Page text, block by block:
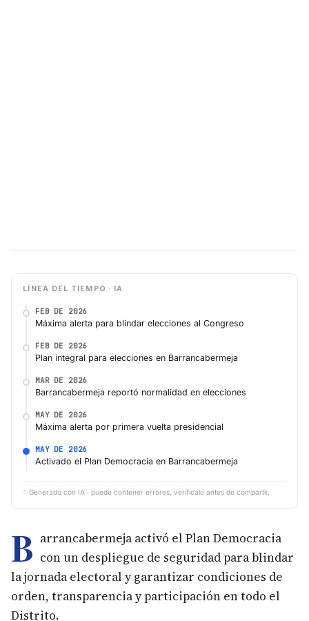
LÍNEA DEL TIEMPO · IA
FEB DE 2026
Máxima alerta para blindar elecciones al Congreso
FEB DE 2026
Plan integral para elecciones en Barrancabermeja
MAR DE 2026
Barrancabermeja reportó normalidad en elecciones
MAY DE 2026
Máxima alerta por primera vuelta presidencial
MAY DE 2026
Activado el Plan Democracia en Barrancabermeja
✨ Generado con IA · puede contener errores, verifícalo antes de compartir.
B arrancabermeja activó el Plan Democracia
con un despliegue de seguridad para blindar
la jornada electoral y garantizar condiciones de
orden, transparencia y participación en todo el
Distrito.